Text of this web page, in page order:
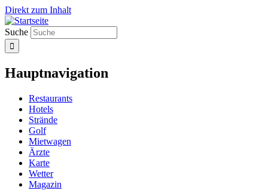
Direkt zum Inhalt
Suche
Hauptnavigation
Restaurants
Hotels
Strände
Golf
Mietwagen
Ärzte
Karte
Wetter
Magazin